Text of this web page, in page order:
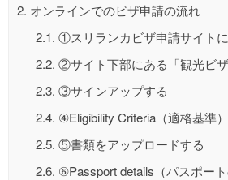
2. オンラインでのビザ申請の流れ
2.1. ①スリランカビザ申請サイト
2.2. ②サイト下部にある「観光ビ
2.3. ③サインアップする
2.4. ④Eligibility Criteria（適格基準
2.5. ⑤書類をアップロードする
2.6. ⑥Passport details（パスポー